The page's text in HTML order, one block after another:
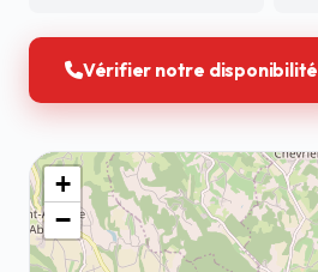
Vérifier notre disponibilité
+
−